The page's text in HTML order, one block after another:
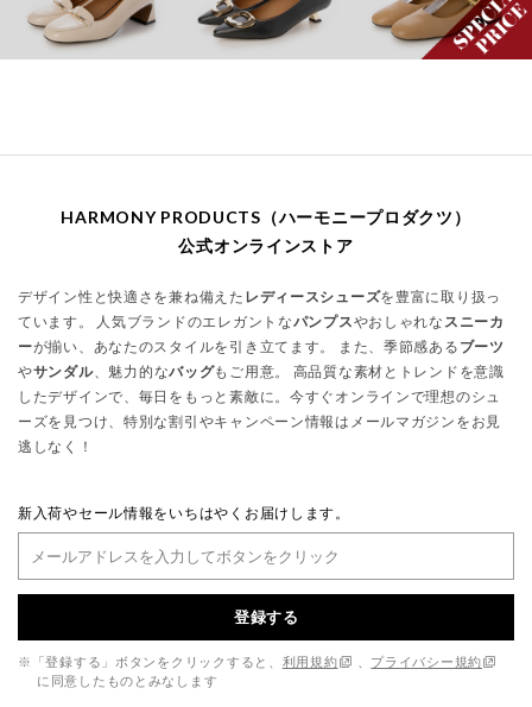
HARMONY PRODUCTS（ハーモニープロダクツ）
公式オンラインストア
デザイン性と快適さを兼ね備えた レディースシューズを豊富に取り扱っ
ています。 人気ブランドのエレガントなパンプスやおしゃれな スニーカ
ーが揃い、あなたのスタイルを引き立てます。 また、季節感ある ブーツ
やサンダル、魅力的なバッグもご用意。 高品質な素材とトレンドを意識
したデザインで、毎日をもっと素敵に。今すぐオンラインで理想のシュ
ーズを見つけ、特別な割引やキャンペーン情報はメールマガジンをお見
逃しなく！
新入荷やセール情報をいちはやくお届けします。
登録する
※「登録する」ボタンをクリックすると、 利用規約
プライバシー規約
に同意したものとみなします